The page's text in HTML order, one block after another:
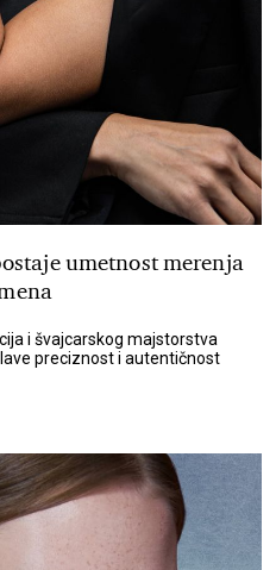
umetnost merenja
i švajcarskog majstorstva
preciznost i autentičnost